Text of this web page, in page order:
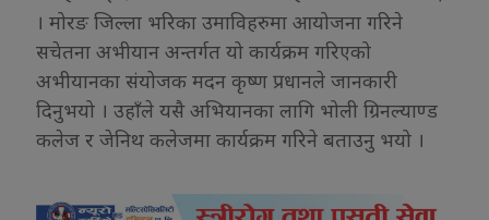
। मोरङ जिल्ला भरिका उमाविहरुमा आयोजना गरिने
सचेतना अभीयान अन्तर्गत यो कार्यक्रम गरिएको
अभीयानका संयोजक मदन कृष्ण प्रधानले जानकारी
दिनुभयो । उहाँले यसै अभियानका लागि भोली ग्रिनल्याण्ड
कलेज र जेनिथ कलेजमा कार्यक्रम गरिने बताउनु भयो ।